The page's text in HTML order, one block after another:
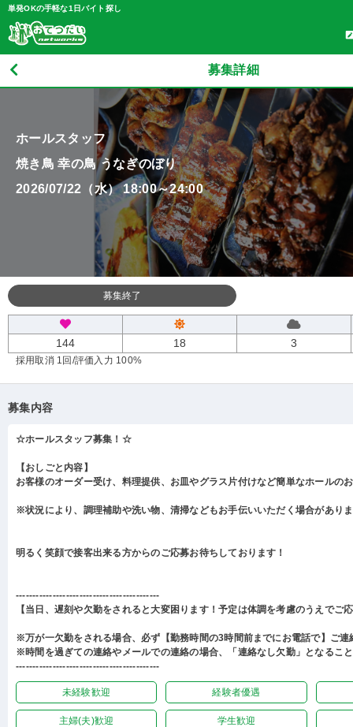
単発OKの手軽な1日バイト探し
募集詳細
ホールスタッフ
焼き鳥 幸の鳥 うなぎのぼり
2026/07/22（水） 18:00～24:00
募集終了
144 18 3
採用取消 1回 /評価入力 100%
募集内容
☆ホールスタッフ募集！☆
【おしごと内容】
お客様のオーダー受け、料理提供、お皿やグラス片付けなど簡単なホールの
※状況により、調理補助や洗い物、清掃などもお手伝いいただく場合があり
明るく笑顔で接客出来る方からのご応募お待ちしております！
-------------------------------------------
【当日、遅刻や欠勤をされると大変困ります！予定は体調を考慮のうえでご
※万が一欠勤をされる場合、必ず【勤務時間の3時間前までにお電話で】ご連
※時間を過ぎての連絡やメールでの連絡の場合、「連絡なし欠勤」となるこ
-------------------------------------------
未経験歓迎 経験者優遇
主婦(夫)歓迎 学生歓迎